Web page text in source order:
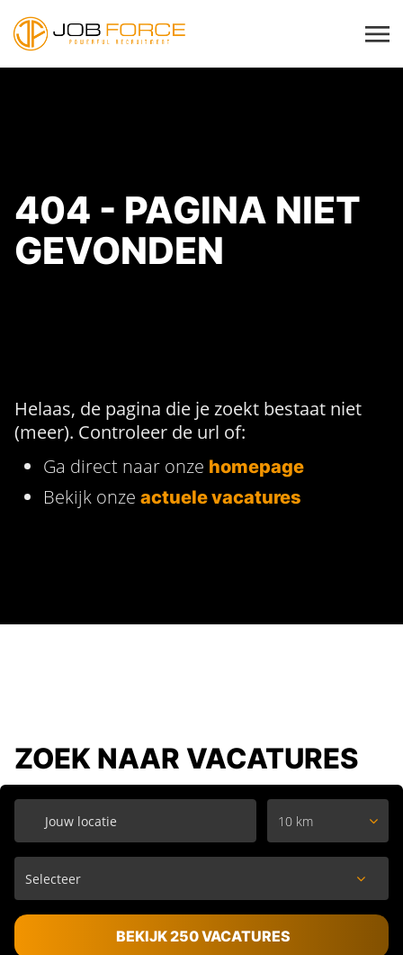
404 - PAGINA NIET
GEVONDEN
Helaas, de pagina die je zoekt bestaat niet
(meer). Controleer de url of:
Ga direct naar onze homepage
Bekijk onze actuele vacatures
ZOEK NAAR VACATURES
10 km
BEKIJK 250 VACATURES